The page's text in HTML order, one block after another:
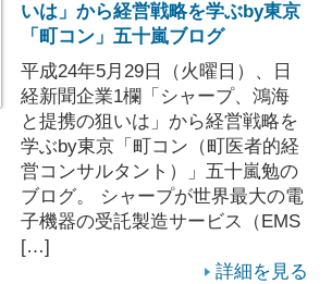
いは」から経営戦略を学ぶby東京
「町コン」五十嵐ブログ
平成24年5月29日（火曜日）、日
経新聞企業1欄「シャープ、鴻海
と提携の狙いは」から経営戦略を
学ぶby東京「町コン（町医者的経
営コンサルタント）」五十嵐勉の
ブログ。 シャープが世界最大の電
子機器の受託製造サービス（EMS
[…]
詳細を見る